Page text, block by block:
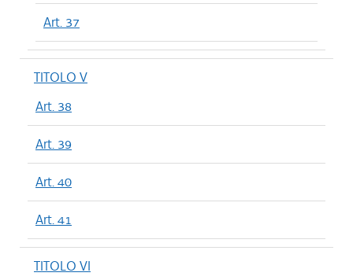
Art. 37
TITOLO V
Art. 38
Art. 39
Art. 40
Art. 41
TITOLO VI